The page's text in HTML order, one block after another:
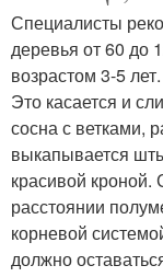
Специалисты
деревья от 60 до
возрастом 3-5
Это касается и
сосна с ветками,
выкапывается
красивой кроной.
расстоянии
корневой
должно